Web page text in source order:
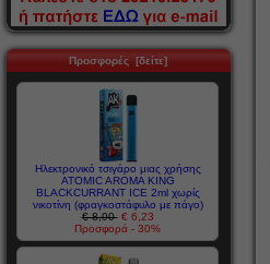
Προσφορές [δείτε]
Ηλεκτρονικό τσιγάρο μιας χρήσης
ATOMIC AROMA KING
BLACKCURRANT ICE 2ml χωρίς
νικοτίνη (φραγκοστάφυλο με πάγο)
€ 8,90 € 6,23
Προσφορά - 30%